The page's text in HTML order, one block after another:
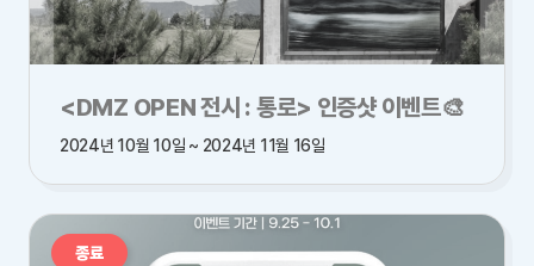
<DMZ OPEN 전시 : 통로> 인증샷 이벤트🎨
2024년 10월 10일 ~ 2024년 11월 16일
종료